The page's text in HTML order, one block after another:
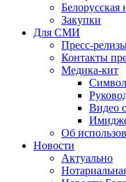
Белорусская
Закупки
Для СМИ
Пресс-
Контакты
Медика-кит
Видео
Об
Новости
Актуально